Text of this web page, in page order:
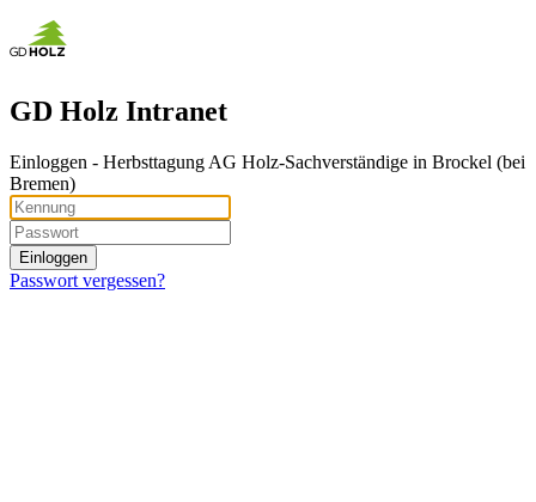
GD Holz Intranet
Ein­log­gen - Herbsttagung AG Holz-Sachverständige in Brockel (bei
Bremen)
Passwort vergessen?